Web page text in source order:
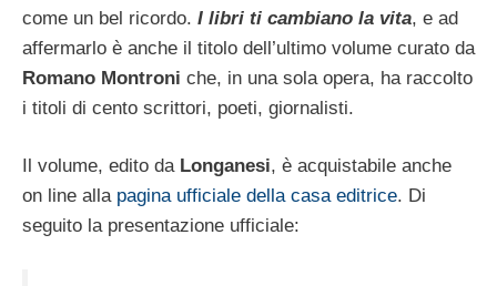
come un bel ricordo. I libri ti cambiano la vita, e ad
affermarlo è anche il titolo dell’ultimo volume curato da
Romano Montroni che, in una sola opera, ha raccolto
i titoli di cento scrittori, poeti, giornalisti.
Il volume, edito da Longanesi, è acquistabile anche
on line alla pagina ufficiale della casa editrice. Di
seguito la presentazione ufficiale: